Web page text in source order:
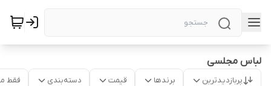
لباس مجلسی
پربازدیدترین برندها قیمت دسته‌بندی فقط